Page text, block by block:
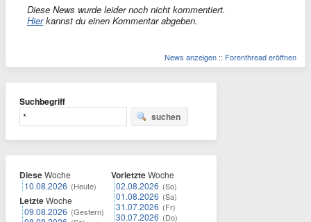
Diese News wurde leider noch nicht kommentiert.
Hierkannst du einen Kommentar abgeben.
News anzeigen :: Forenthread eröffnen
Suchbegriff
suchen
DieseWoche
10.08.2026 (Heute)
LetzteWoche
09.08.2026 (Gestern)
VorletzteWoche
02.08.2026 (So)
01.08.2026 (Sa)
31.07.2026 (Fr)
30.07.2026 (Do)